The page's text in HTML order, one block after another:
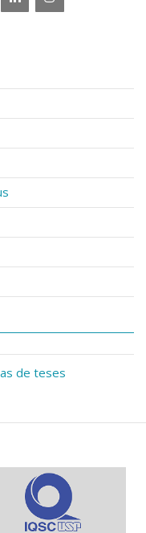
de teses